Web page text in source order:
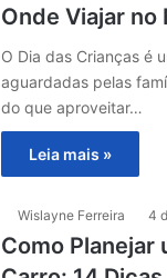
Onde Viajar no
O Dia das Crianças é
aguardadas pelas
do que aproveitar…
Leia mais »
Wislayne Ferreira 4
Como Planejar